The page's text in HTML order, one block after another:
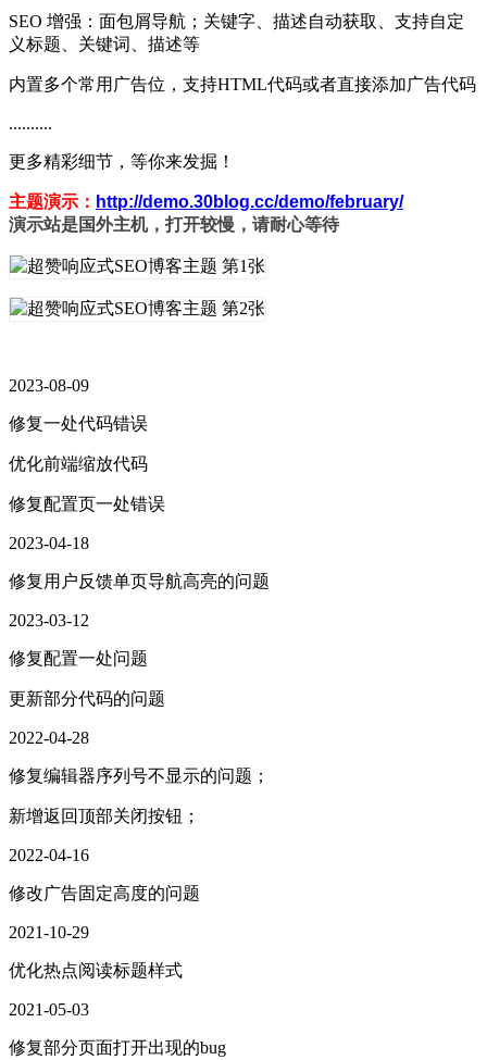
SEO 增强：面包屑导航；关键字、描述自动获取、支持自定
义标题、关键词、描述等
内置多个常用广告位，支持HTML代码或者直接添加广告代码
..........
更多精彩细节，等你来发掘！
主题演示： http://demo.30blog.cc/demo/february/
演示站是国外主机，打开较慢，请耐心等待
2023-08-09
修复一处代码错误
优化前端缩放代码
修复配置页一处错误
2023-04-18
修复用户反馈单页导航高亮的问题
2023-03-12
修复配置一处问题
更新部分代码的问题
2022-04-28
修复编辑器序列号不显示的问题；
新增返回顶部关闭按钮；
2022-04-16
修改广告固定高度的问题
2021-10-29
优化热点阅读标题样式
2021-05-03
修复部分页面打开出现的bug